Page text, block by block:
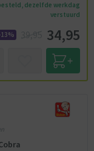
dezelfde werkdag
verstuurd
34,95